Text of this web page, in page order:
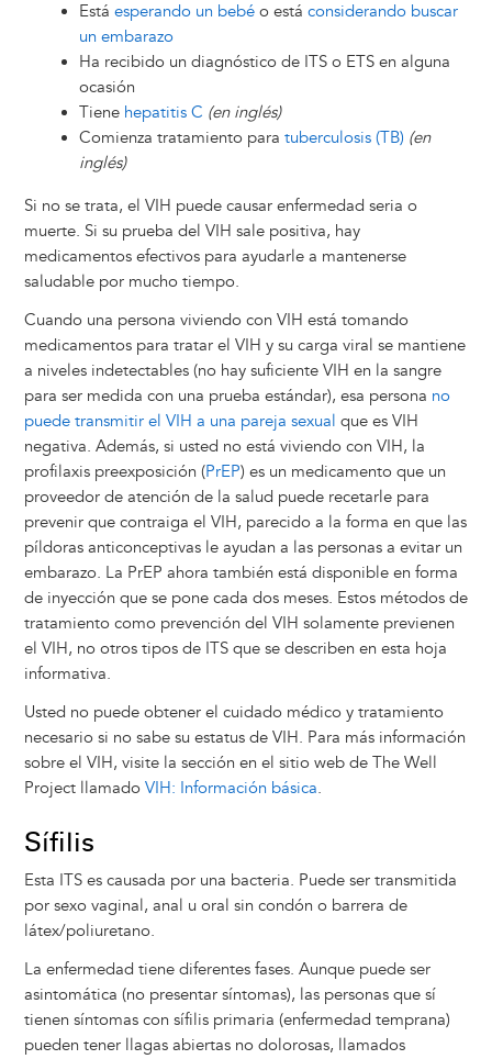
Está esperando un bebéo está considerando buscar
un embarazo
Ha recibido un diagnóstico de ITS o ETS en alguna
ocasión
Tiene hepatitis C (en inglés)
Comienza tratamiento para tuberculosis (TB) (en
inglés)
Si no se trata, el VIH puede causar enfermedad seria o
muerte. Si su prueba del VIH sale positiva, hay
medicamentos efectivos para ayudarle a mantenerse
saludable por mucho tiempo.
Cuando una persona viviendo con VIH está tomando
medicamentos para tratar el VIH y su carga viral se mantiene
a niveles indetectables (no hay suficiente VIH en la sangre
para ser medida con una prueba estándar), esa persona no
puede transmitir el VIH a una pareja sexual que es VIH
negativa. Además, si usted no está viviendo con VIH, la
profilaxis preexposición (PrEP) es un medicamento que un
proveedor de atención de la salud puede recetarle para
prevenir que contraiga el VIH, parecido a la forma en que las
píldoras anticonceptivas le ayudan a las personas a evitar un
embarazo. La PrEP ahora también está disponible en forma
de inyección que se pone cada dos meses. Estos métodos de
tratamiento como prevención del VIH solamente previenen
el VIH, no otros tipos de ITS que se describen en esta hoja
informativa.
Usted no puede obtener el cuidado médico y tratamiento
necesario si no sabe su estatus de VIH. Para más información
sobre el VIH, visite la sección en el sitio web de The Well
Project llamado VIH: Información básica.
Sífilis
Esta ITS es causada por una bacteria. Puede ser transmitida
por sexo vaginal, anal u oral sin condón o barrera de
látex/poliuretano.
La enfermedad tiene diferentes fases. Aunque puede ser
asintomática (no presentar síntomas), las personas que sí
tienen síntomas con sífilis primaria (enfermedad temprana)
pueden tener llagas abiertas no dolorosas, llamados